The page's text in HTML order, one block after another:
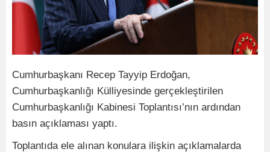
Cumhurbaşkanı Recep Tayyip Erdoğan,
Cumhurbaşkanlığı Külliyesinde gerçekleştirilen
Cumhurbaşkanlığı Kabinesi Toplantısı’nın ardından
basın açıklaması yaptı.
Toplantıda ele alınan konulara ilişkin açıklamalarda